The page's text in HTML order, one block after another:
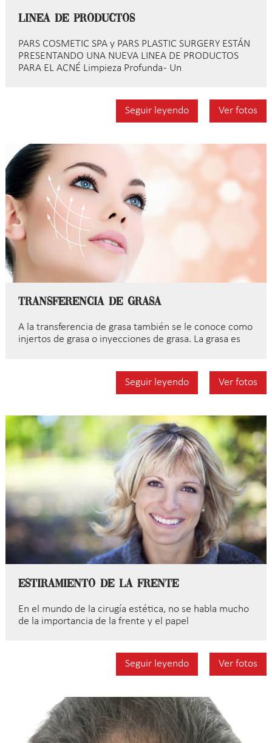
Linea de Productos
PARS COSMETIC SPA y PARS PLASTIC SURGERY ESTÁN
PRESENTANDO UNA NUEVA LINEA DE PRODUCTOS
PARA EL ACNÉ Limpieza Profunda - Un
Seguir leyendo Ver fotos
Transferencia de grasa
A la transferencia de grasa también se le conoce como
injertos de grasa o inyecciones de grasa. La grasa es
Seguir leyendo Ver fotos
Estiramiento de la Frente
En el mundo de la cirugía estética, no se habla mucho
de la importancia de la frente y el papel
Seguir leyendo Ver fotos